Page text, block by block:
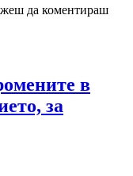
да коментираш
в
за